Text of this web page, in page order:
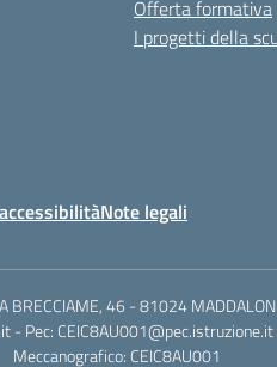
Offerta formativa
I progetti della
Note legali
BRECCIAME, 46 - 81024
- Pec:
Meccanografico: CEIC8AU001